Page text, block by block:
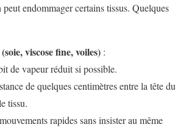
endommager certains tissus. Quelques
viscose fine, voiles) :
de vapeur réduit si possible.
de quelques centimètres entre la tête du
tissu.
rapides sans insister au même